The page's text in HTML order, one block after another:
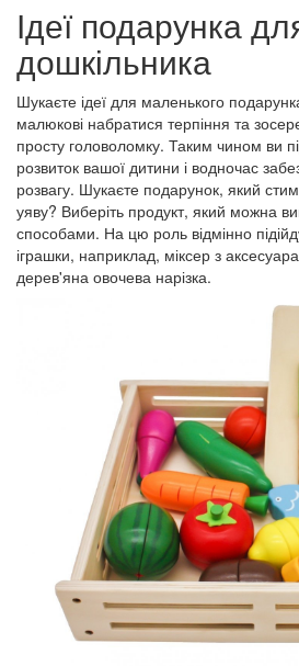
Ідеї подарунка
дошкільника
Шукаєте ідеї для маленького
малюкові набратися терпіння та
просту головоломку. Таким чином ви
розвиток вашої дитини і водночас
розвагу. Шукаєте подарунок, який
уяву? Виберіть продукт, який можна
способами. На цю роль відмінно
іграшки, наприклад, міксер з
дерев'яна овочева нарізка.